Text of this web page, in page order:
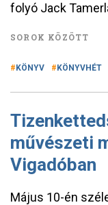
folyó Jack
SOROK KÖZÖTT
KÖNYV KÖNYVHÉT
művészeti
Vigadóban
Május 10-én